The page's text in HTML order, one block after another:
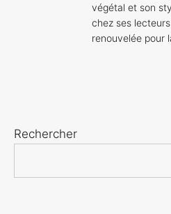
végétal et son
chez ses
renouvelée pour
Rechercher